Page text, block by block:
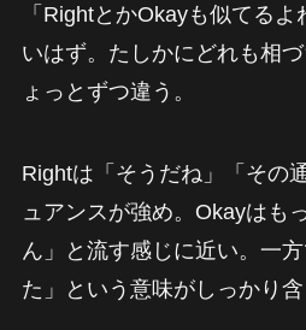
「RightとかOkayも似てる
いはず。たしかにどれも相
ょっとずつ違う。
Rightは「そうだね」「その
ュアンスが強め。Okayはも
ん」と流す感じに近い。一
た」という意味がしっかり含